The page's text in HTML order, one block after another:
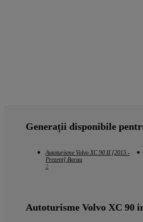
Generații disponibile
Autoturisme Volvo XC 90 II [2015 -
Prezent] Bacau
2
Autoturisme Volvo XC 90